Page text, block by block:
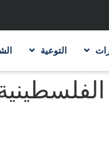
التوعية